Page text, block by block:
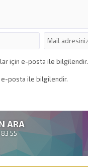
için e-posta ile bilgilendir.
e-posta ile bilgilendir.
ARA
83 55